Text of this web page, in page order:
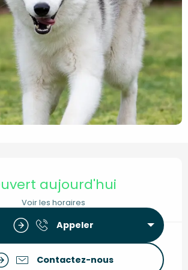
aujourd'hui
Voir les horaires
Appeler
Contactez-nous